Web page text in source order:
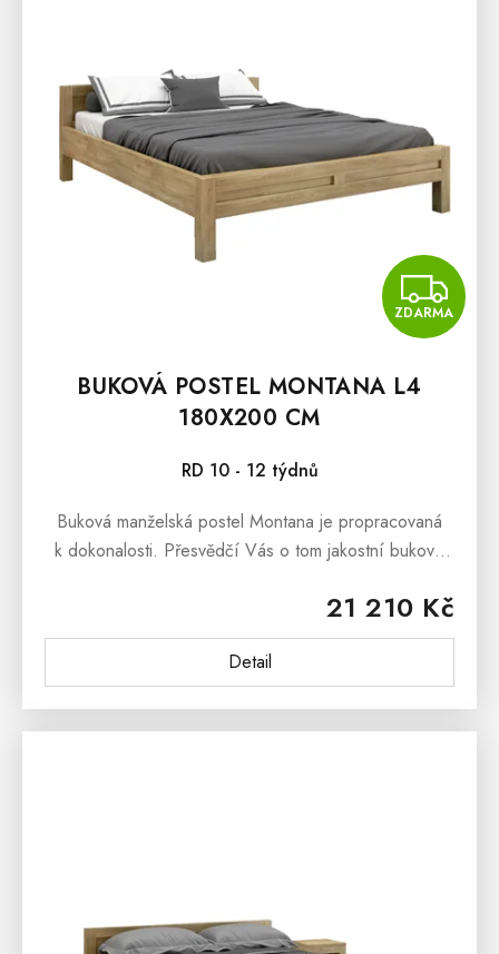
ZDARMA
BUKOVÁ POSTEL MONTANA L4
180X200 CM
RD 10 - 12 týdnů
21 210 Kč
Detail
Buková manželská postel Montana je propracovaná
k dokonalosti. Přesvědčí Vás o tom jakostní bukové
řemeslnická práce při...